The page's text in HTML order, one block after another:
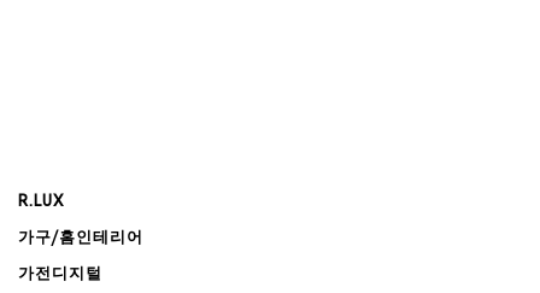
R.LUX
가구/홈인테리어
가전디지털